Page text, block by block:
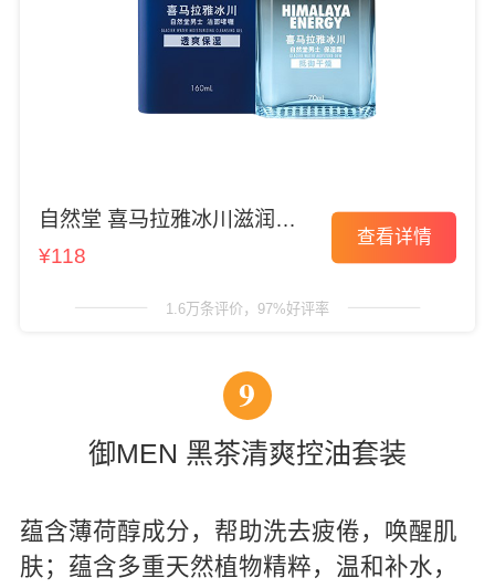
自然堂 喜马拉雅冰川滋润套
装
¥118
查看详情
1.6万条评价，97%好评率
9
御MEN 黑茶清爽控油套装
蕴含薄荷醇成分，帮助洗去疲倦，唤醒肌
肤；蕴含多重天然植物精粹，温和补水，